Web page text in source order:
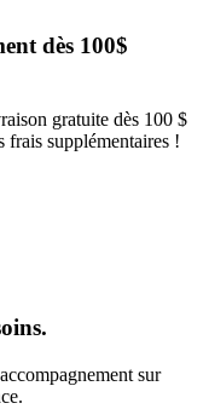
dès 100$
gratuite dès 100 $
frais supplémentaires !
sur